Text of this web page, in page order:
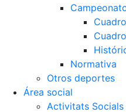
Normativa
Otros deportes
Área social
Activitats Socials